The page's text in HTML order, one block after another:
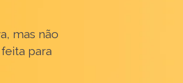
mas não
foi feita para